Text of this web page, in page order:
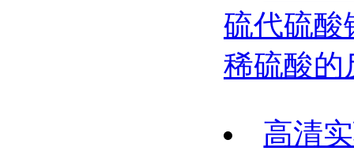
硫代硫酸
稀硫酸的
高清